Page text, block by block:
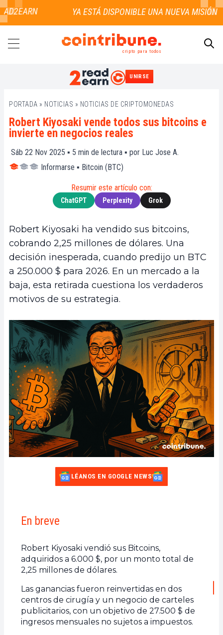
cripto para todos
UNIRSE
PORTADA » NOTICIAS » NOTICIAS DE CRIPTOMONEDAS
Robert Kiyosaki vende todos sus bitcoins e
invierte en negocios reales
Sáb 22 Nov 2025 ▪ 5 min de lectura ▪ por Luc Jose A.
Informarse ▪ Bitcoin (BTC)
Resumir este artículo con:
ChatGPT Perplexity Grok
Robert Kiyosaki ha vendido sus bitcoins,
cobrando 2,25 millones de dólares. Una
decisión inesperada, cuando predijo un BTC
a 250.000 $ para 2026. En un mercado a la
baja, esta retirada cuestiona los verdaderos
motivos de su estrategia.
LÉANOS EN GOOGLE NEWS
En breve
Robert Kiyosaki vendió sus Bitcoins,
adquiridos a 6.000 $, por un monto total de
2,25 millones de dólares.
Las ganancias fueron reinvertidas en dos
centros de cirugía y un negocio de carteles
publicitarios, con un objetivo de 27.500 $ de
ingresos mensuales no sujetos a impuestos.